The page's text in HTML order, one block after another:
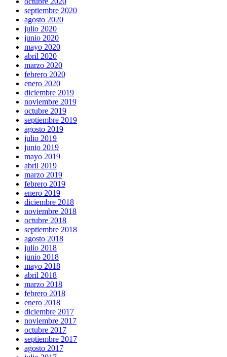
septiembre 2020
agosto 2020
julio 2020
junio 2020
mayo 2020
abril 2020
marzo 2020
febrero 2020
enero 2020
diciembre 2019
noviembre 2019
octubre 2019
septiembre 2019
agosto 2019
julio 2019
junio 2019
mayo 2019
abril 2019
marzo 2019
febrero 2019
enero 2019
diciembre 2018
noviembre 2018
octubre 2018
septiembre 2018
agosto 2018
julio 2018
junio 2018
mayo 2018
abril 2018
marzo 2018
febrero 2018
enero 2018
diciembre 2017
noviembre 2017
octubre 2017
septiembre 2017
agosto 2017